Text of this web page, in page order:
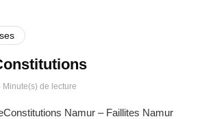
Minute(s) de lecture
Namur – Faillites Namur